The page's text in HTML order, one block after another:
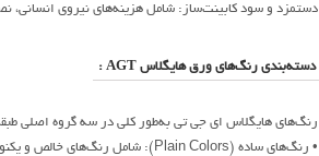
دستمزد و سود کابینت‌ساز: شامل هزینه‌های نیروی انسانی،
دسته‌بندی رنگ‌های ورق هایگلاس AGT :
رنگ‌های هایگلاس ای جی تی به‌طور کلی در سه گروه اصلی
• رنگ‌های ساده (Plain Colors): شامل رنگ‌های خالص و یکنواخت مانند سفید، مشکی، خاکستری، بژ و کرم. این رنگ‌ها در هر دو نوع براق (High Gloss) و مات (Supramat) موجود هستند.